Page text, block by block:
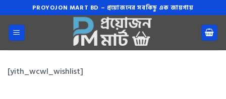
to
content
PROYOJON MART BD – প্রয়োজনের সবকিছু এক জায়গায়
[yith_wcwl_wishlist]